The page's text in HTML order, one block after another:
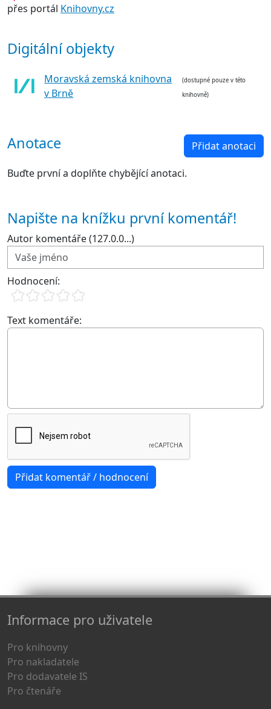
přes portál Knihovny.cz
Digitální objekty
Moravská zemská knihovna
v Brně
(dostupné pouze v této
knihovně)
Anotace Přidat anotaci
Buďte první a doplňte chybějící anotaci.
Napište na knížku první komentář!
Autor komentáře (127.0.0...)
Hodnocení:
Text komentáře:
Informace pro uživatele
Pro knihovny
Pro nakladatele
Pro dodavatele IS
Pro čtenáře